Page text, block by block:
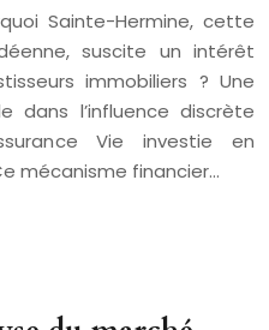
Sainte-Hermine, cette
suscite un intérêt
immobiliers ? Une
dans l’influence discrète
Vie investie en
mécanisme financier…